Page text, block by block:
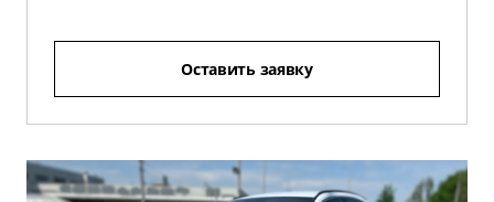
Оставить заявку